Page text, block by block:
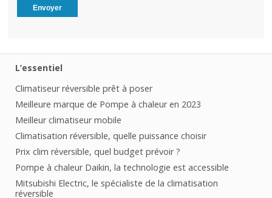
L’essentiel
Climatiseur réversible prêt à poser
Meilleure marque de Pompe à chaleur en 2023
Meilleur climatiseur mobile
Climatisation réversible, quelle puissance choisir
Prix clim réversible, quel budget prévoir ?
Pompe à chaleur Daikin, la technologie est accessible
Mitsubishi Electric, le spécialiste de la climatisation
réversible